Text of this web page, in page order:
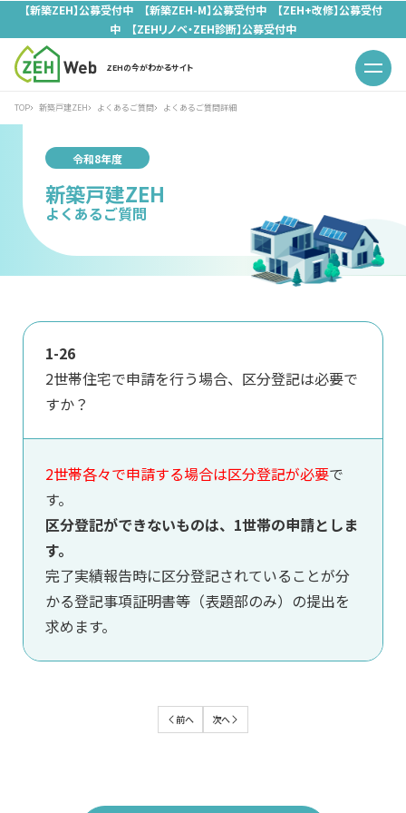
【新築ZEH】公募受付中 【新築ZEH-M】公募受付中 【ZEH+改修】公募受付
中 【ZEHリノベ・ZEH診断】公募受付中
ZEHの今がわかるサイト
TOP 新築戸建ZEH よくあるご質問 よくあるご質問詳細
令和8年度
新築戸建ZEH
よくあるご質問
1-26
2世帯住宅で申請を行う場合、区分登記は必要で
すか？
2世帯各々で申請する場合は区分登記が必要で
す。
区分登記ができないものは、1世帯の申請としま
す。
完了実績報告時に区分登記されていることが分
かる登記事項証明書等（表題部のみ）の提出を
求めます。